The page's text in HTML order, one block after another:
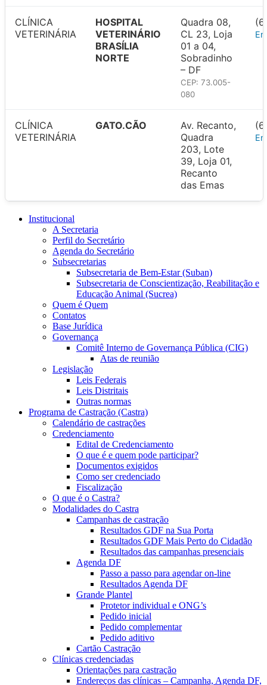
CLÍNICA
VETERINÁRIA
HOSPITAL
VETERINÁRIO
BRASÍLIA
NORTE
Quadra 08,
CL 23, Loja
01 a 04,
Sobradinho
– DF
CEP: 73.005-
080
CLÍNICA
VETERINÁRIA
GATO.CÃO
Av. Recanto,
Quadra
203, Lote
39, Loja 01,
Recanto
das Emas
Institucional
A Secretaria
Perfil do Secretário
Agenda do Secretário
Subsecretarias
Subsecretaria de Bem-Estar (Suban)
Subsecretaria de Conscientização, Reabilitação e
Educação Animal (Sucrea)
Quem é Quem
Contatos
Base Jurídica
Governança
Comitê Interno de Governança Pública (CIG)
Atas de reunião
Legislação
Leis Federais
Leis Distritais
Outras normas
Programa de Castração (Castra)
Calendário de castrações
Credenciamento
Edital de Credenciamento
O que é e quem pode participar?
Documentos exigidos
Como ser credenciado
Fiscalização
O que é o Castra?
Modalidades do Castra
Campanhas de castração
Resultados GDF na Sua Porta
Resultados GDF Mais Perto do Cidadão
Resultados das campanhas presenciais
Agenda DF
Passo a passo para agendar on-line
Resultados Agenda DF
Grande Plantel
Protetor individual e ONG’s
Pedido inicial
Pedido complementar
Pedido aditivo
Cartão Castração
Clínicas credenciadas
Orientações para castração
Endereços das clínicas – Campanha, Agenda DF,